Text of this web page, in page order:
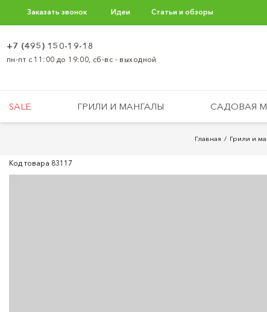
Заказать звонок Идеи Статьи и обзоры
+7 (495) 150-19-18
пн-пт с 11:00 до 19:00, сб-вс - выходной
SALE ГРИЛИ И МАНГАЛЫ САДОВАЯ
Главная Грили и
Код товара 83117